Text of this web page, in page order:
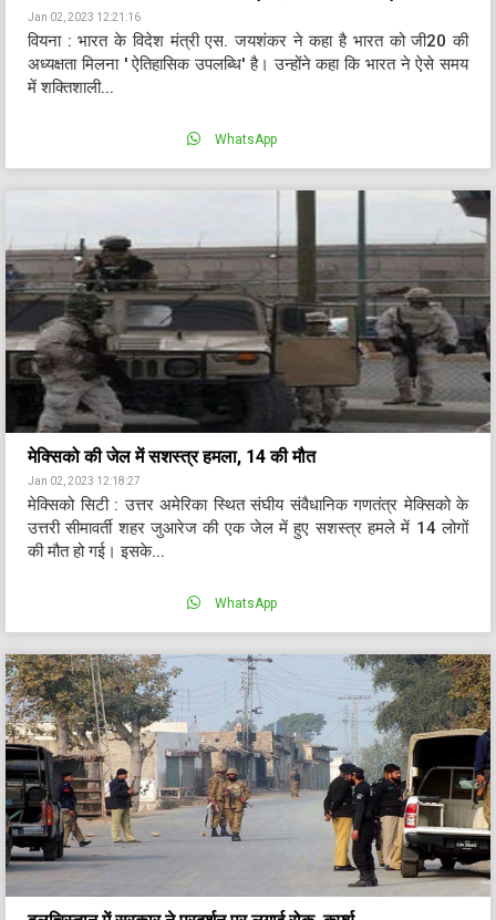
Jan 02, 2023 12:21:16
वियना : भारत के विदेश मंत्री एस. जयशंकर ने कहा है भारत को जी20 की
अध्यक्षता मिलना ' ऐतिहासिक उपलब्धि' है। उन्होंने कहा कि भारत ने ऐसे समय
में शक्तिशाली...
WhatsApp
मेक्सिको की जेल में सशस्त्र हमला, 14 की मौत
Jan 02, 2023 12:18:27
मेक्सिको सिटी : उत्तर अमेरिका स्थित संघीय संवैधानिक गणतंत्र मेक्सिको के
उत्तरी सीमावर्ती शहर जुआरेज की एक जेल में हुए सशस्त्र हमले में 14 लोगों
की मौत हो गई। इसके...
WhatsApp